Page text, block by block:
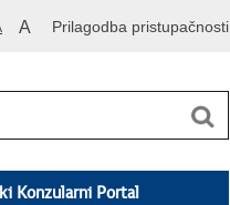
A Prilagodba pristupačnosti
Konzularni Portal